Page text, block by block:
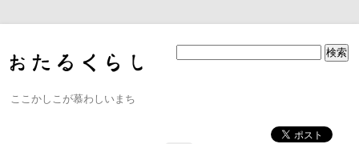
ここかしこが慕わしいまち